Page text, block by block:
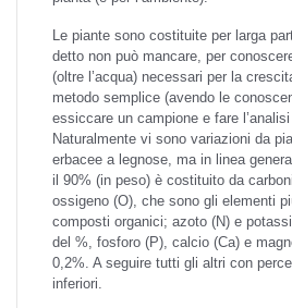
Le piante sono costituite per larga
detto non può mancare, per
(oltre l’acqua) necessari per la
metodo semplice (avendo le
essiccare un campione e fare
Naturalmente vi sono variazioni da
erbacee a legnose, ma in linea
il 90% (in peso) è costituito da
ossigeno (O), che sono gli elementi
composti organici; azoto (N) e
del %, fosforo (P), calcio (Ca) e
0,2%. A seguire tutti gli altri con
inferiori.